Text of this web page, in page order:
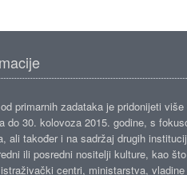
primarnih zadataka je pridonijeti
do 30. kolovoza 2015. godine, s
ali također i na sadržaj drugih
ili posredni nositelji kulture, kao
centri, ministarstva, vladine